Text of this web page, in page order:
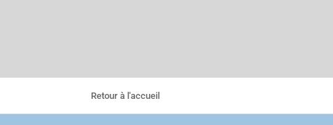
Retour à l'accueil